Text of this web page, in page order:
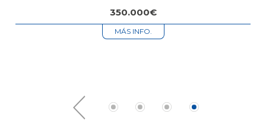
350.000€
MÁS INFO.